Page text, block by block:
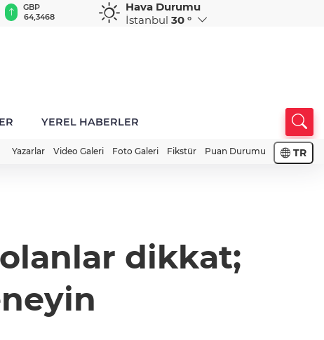
GBP
64,3468
CHF
59,0083
CAD
34,1883
Hava Durumu
İstanbul 30 °
YEREL HABERLER
Yazarlar Video Galeri Foto Galeri Fikstür Puan Durumu TR
olanlar dikkat;